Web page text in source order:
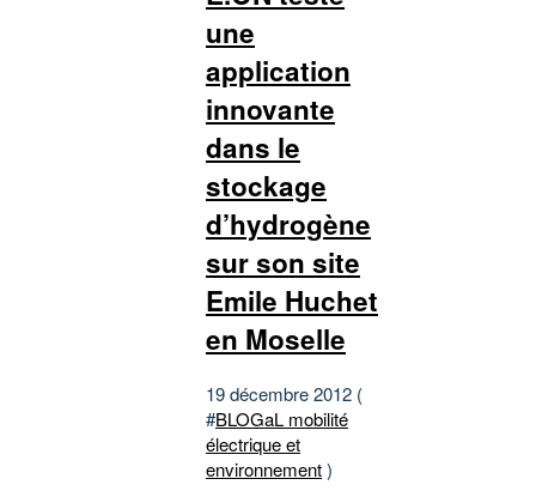
une
application
innovante
dans le
stockage
d’hydrogène
sur son site
Emile Huchet
en Moselle
19 décembre 2012 (
#BLOGaL mobilité
électrique et
environnement)